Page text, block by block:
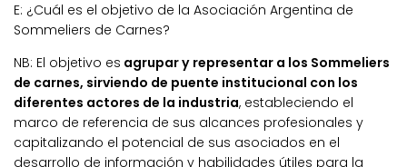
E: ¿Cuál es el objetivo de la Asociación Argentina de
Sommeliers de Carnes?
NB: El objetivo es agrupar y representar a los Sommeliers
de carnes, sirviendo de puente institucional con los
diferentes actores de la industria, estableciendo el
marco de referencia de sus alcances profesionales y
capitalizando el potencial de sus asociados en el
desarrollo de información y habilidades útiles para la